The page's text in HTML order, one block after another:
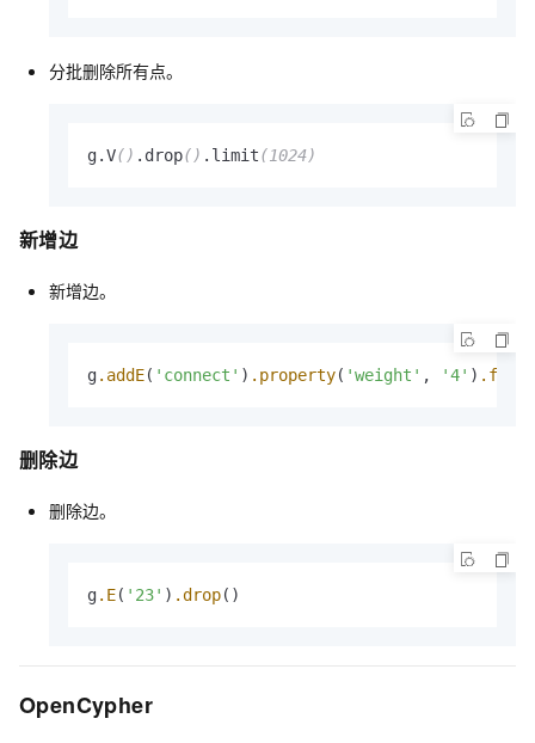
分批删除所有点。
g.V() .drop() .limit(1024)
新增边
新增边。
g.addE( 'connect' ) .property( 'weight' , '4' ) .from
删除边
删除边。
g.E( '23' ) .drop()
OpenCypher